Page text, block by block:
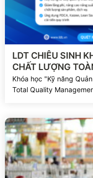
Xem chi tiết
LDT CHIÊU SINH
CHẤT LƯỢNG
Khóa học "Kỹ năng
Total Quality